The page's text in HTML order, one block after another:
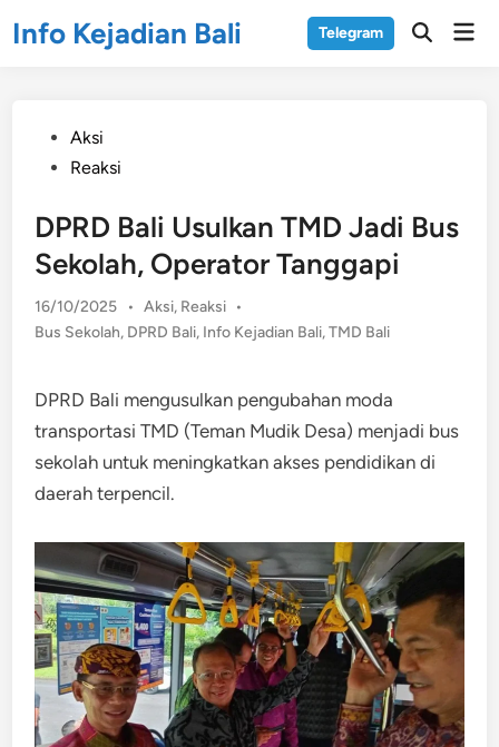
toInfo Kejadian Bali Telegram
Open
PostedAksi
Reaksi
DPRD Bali Usulkan TMD Jadi Bus
Sekolah, Operator Tanggapi
16/10/2025 • Posted
in
Aksi, Reaksi •
Bus Sekolah, DPRD Bali, Info Kejadian Bali,TMD Bali
DPRD Bali mengusulkan pengubahan moda
transportasi TMD (Teman Mudik Desa) menjadi bus
sekolah untuk meningkatkan akses pendidikan di
daerah terpencil.